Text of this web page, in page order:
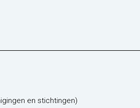
en stichtingen)